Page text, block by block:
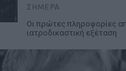
ΣΉΜΕΡΑ
Οι πρώτες πληροφορίες
ιατροδικαστική εξέταση